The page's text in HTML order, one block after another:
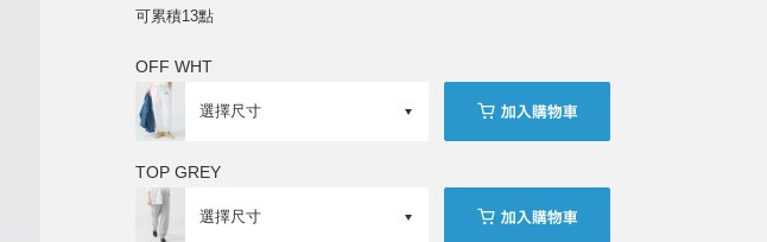
可累積13點
OFF WHT
TOP GREY